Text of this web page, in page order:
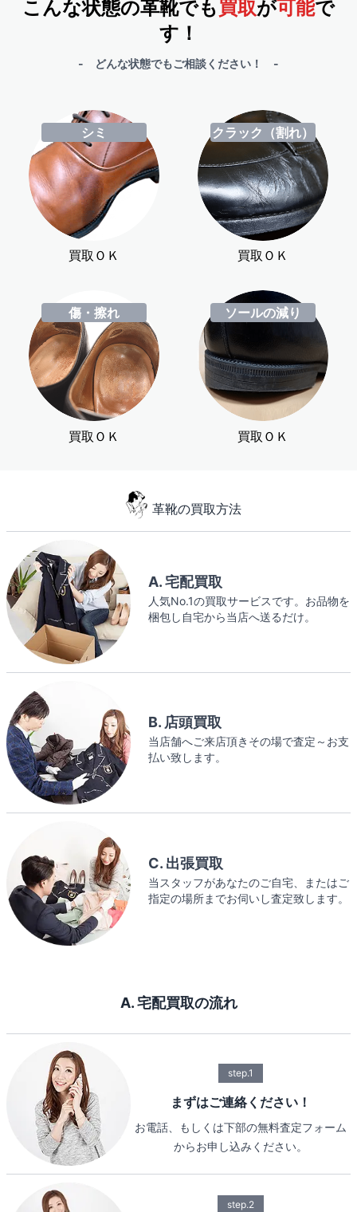
こんな状態の革靴でも買取が可能で
す！
- どんな状態でもご相談ください！ -
シミ
買取ＯＫ
クラック（割れ）
買取ＯＫ
傷・擦れ
買取ＯＫ
ソールの減り
買取ＯＫ
革靴の買取方法
A. 宅配買取
人気No.1の買取サービスです。お品物を
梱包し自宅から当店へ送るだけ。
B. 店頭買取
当店舗へご来店頂きその場で査定～お支
払い致します。
C. 出張買取
当スタッフがあなたのご自宅、またはご
指定の場所までお伺いし査定致します。
A. 宅配買取の流れ
step.1
まずはご連絡ください！
お電話、もしくは下部の無料査定フォーム
からお申し込みください。
step.2